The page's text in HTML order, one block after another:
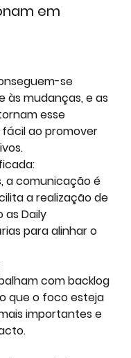
em
se
mudanças, e as
esse
ao promover
a comunicação é
a realização de
as Daily
para alinhar o
com backlog
que o foco esteja
importantes e